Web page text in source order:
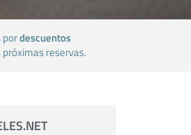
pordescuentos
próximas reservas.